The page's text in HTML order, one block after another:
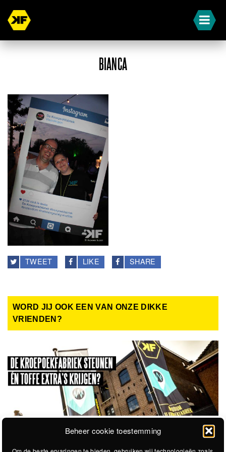
Beheer cookie toestemming
BIANCA
TWEET LIKE SHARE
WORD JIJ OOK EEN VAN ONZE DIKKE
VRIENDEN?